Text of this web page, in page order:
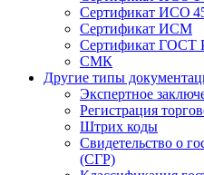
Сертификат ИСО
Сертификат ИСМ
Сертификат ГОСТ
СМК
Другие типы
Экспертное
Регистрация
Штрих коды
Свидетельство о
(СГР)